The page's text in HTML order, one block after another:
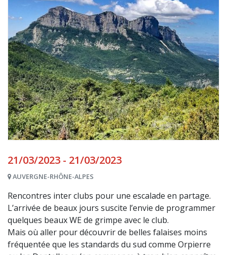
21/03/2023 - 21/03/2023
AUVERGNE-RHÔNE-ALPES
Rencontres inter clubs pour une escalade en partage.
L’arrivée de beaux jours suscite l’envie de programmer
quelques beaux WE de grimpe avec le club.
Mais où aller pour découvrir de belles falaises moins
fréquentée que les standards du sud comme Orpierre